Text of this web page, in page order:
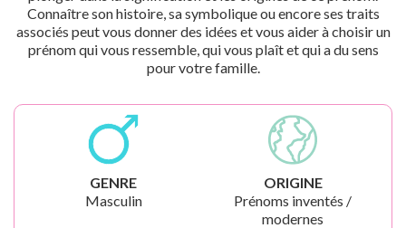
Connaître son histoire, sa symbolique ou encore ses traits
associés peut vous donner des idées et vous aider à choisir un
prénom qui vous ressemble, qui vous plaît et qui a du sens
pour votre famille.
GENRE
Masculin
ORIGINE
Prénoms inventés /
modernes